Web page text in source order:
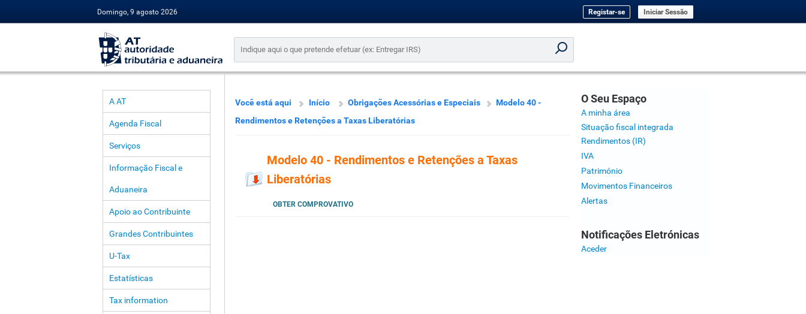
Domingo, 9 agosto 2026 Registar-se Iniciar Sessão
A AT
Agenda Fiscal
Serviços
Informação Fiscal e
Aduaneira
Apoio ao Contribuinte
Grandes Contribuintes
U-Tax
Estatísticas
Tax information
Você está aqui Início Obrigações Acessórias e Especiais
Modelo 40 -
Rendimentos e Retenções a Taxas Liberatórias
Modelo 40 - Rendimentos e Retenções a Taxas
Liberatórias
OBTER COMPROVATIVO
O Seu Espaço
A minha área
Situação fiscal integrada
Rendimentos (IR)
IVA
Património
Movimentos Financeiros
Alertas
Notificações Eletrónicas
Aceder